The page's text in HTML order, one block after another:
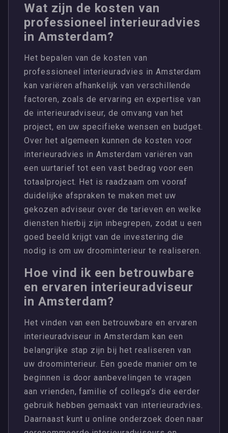
Wat zijn de kosten van
professioneel interieuradvies
in Amsterdam?
Het bepalen van de kosten van
professioneel interieuradvies in Amsterdam
kan variëren afhankelijk van verschillende
factoren, zoals de ervaring en expertise van
de interieuradviseur, de omvang van het
project, en uw specifieke wensen en budget.
Over het algemeen kunnen de kosten voor
interieuradvies in Amsterdam variëren van
een uurtarief tot een vast bedrag voor een
totaalproject. Het is raadzaam om vooraf
duidelijke afspraken te maken met uw
gekozen adviseur over de tarieven en welke
diensten hierbij zijn inbegrepen, zodat u een
goed beeld krijgt van de investering die
nodig is om uw droominterieur te realiseren.
Hoe vind ik een betrouwbare
en ervaren interieuradviseur
in Amsterdam?
Het vinden van een betrouwbare en ervaren
interieuradviseur in Amsterdam kan een
belangrijke stap zijn bij het realiseren van
uw droominterieur. Een goede manier om te
beginnen is door aanbevelingen te vragen
aan vrienden, familie of collega’s die eerder
gebruik hebben gemaakt van interieuradvies.
Daarnaast kunt u online onderzoek doen naar